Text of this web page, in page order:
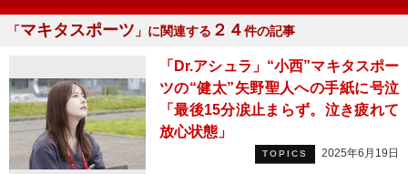
「マキタスポーツ 」に関連する ２４件の記事
「Dr.アシュラ」“小西”マキタスポー
ツの“健太”矢野聖人への手紙に号泣
「最後15分涙止まらず。泣き疲れて
放心状態」
TOPICS 2025年6月19日